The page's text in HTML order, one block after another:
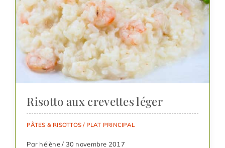
Risotto aux crevettes léger
PÂTES & RISOTTOS / PLAT PRINCIPAL
Par hélène / 30 novembre 2017